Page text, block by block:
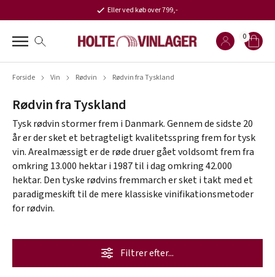
Eller ved køb over 799,-
0
Forside Vin Rødvin Rødvin fra Tyskland
Rødvin fra Tyskland
Tysk rødvin stormer frem i Danmark. Gennem de sidste 20
år er der sket et betragteligt kvalitetsspring frem for tysk
vin. Arealmæssigt er de røde druer gået voldsomt frem fra
omkring 13.000 hektar i 1987 til i dag omkring 42.000
hektar. Den tyske rødvins fremmarch er sket i takt med et
paradigmeskift til de mere klassiske vinifikationsmetoder
for rødvin.
Filtrer efter...